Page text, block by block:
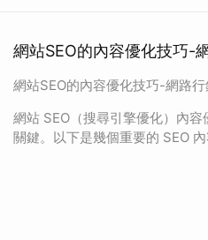
網站SEO的內容優化技巧-
網站SEO的內容優化技巧-網路行
網站 SEO（搜尋引擎優化）內
關鍵。以下是幾個重要的 SEO 內